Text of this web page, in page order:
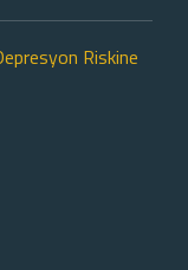
Riskine